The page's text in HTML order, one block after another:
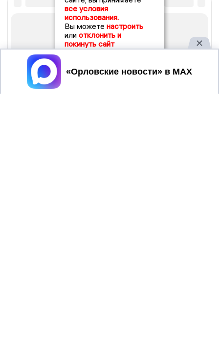
все условия
использования.
Вы можете настроить
или отклонить и
покинуть сайт
Принять